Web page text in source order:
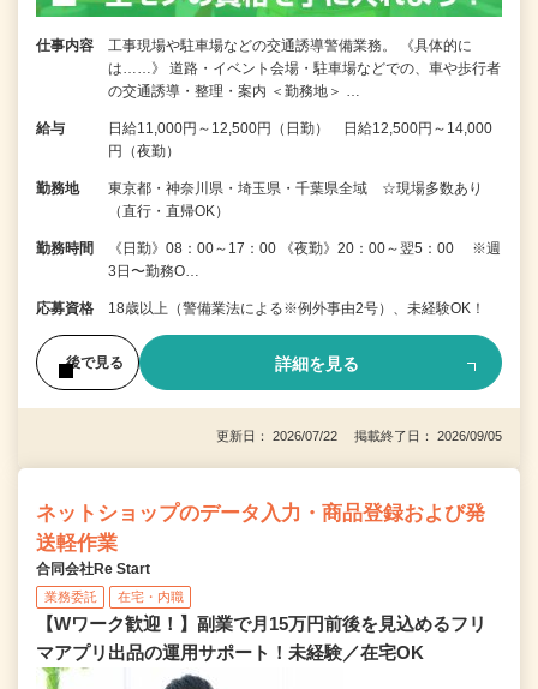
仕事内容
工事現場や駐車場などの交通誘導警備業務。 《具体的に
は……》 道路・イベント会場・駐車場などでの、車や歩行者
の交通誘導・整理・案内 ＜勤務地＞ …
給与
日給11,000円～12,500円（日勤） 日給12,500円～14,000
円（夜勤）
勤務地
東京都・神奈川県・埼玉県・千葉県全域 ☆現場多数あり
（直行・直帰OK）
勤務時間
《日勤》08：00～17：00 《夜勤》20：00～翌5：00 ※週
3日〜勤務O…
応募資格 18歳以上（警備業法による※例外事由2号）、未経験OK！
後で見る 詳細を見る
更新日： 2026/07/22 掲載終了日： 2026/09/05
ネットショップのデータ入力・商品登録および発
送軽作業
合同会社Re Start
業務委託 在宅・内職
【Wワーク歓迎！】副業で月15万円前後を見込めるフリ
マアプリ出品の運用サポート！未経験／在宅OK